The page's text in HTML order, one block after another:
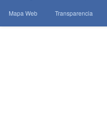
Mapa Web Transparencia